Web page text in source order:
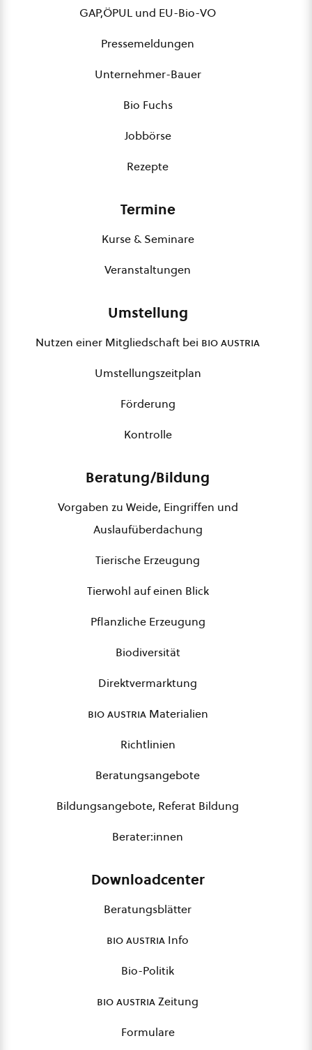
GAP,ÖPUL und EU-Bio-VO
Pressemeldungen
Unternehmer-Bauer
Bio Fuchs
Jobbörse
Rezepte
Termine
Kurse & Seminare
Veranstaltungen
Umstellung
Nutzen einer Mitgliedschaft bei bio austria
Umstellungszeitplan
Förderung
Kontrolle
Beratung/Bildung
Vorgaben zu Weide, Eingriffen und
Auslaufüberdachung
Tierische Erzeugung
Tierwohl auf einen Blick
Pflanzliche Erzeugung
Biodiversität
Direktvermarktung
bio austriaMaterialien
Richtlinien
Beratungsangebote
Bildungsangebote, Referat Bildung
Berater:innen
Downloadcenter
Beratungsblätter
bio austria Info
Bio-Politik
bio austriaZeitung
Formulare